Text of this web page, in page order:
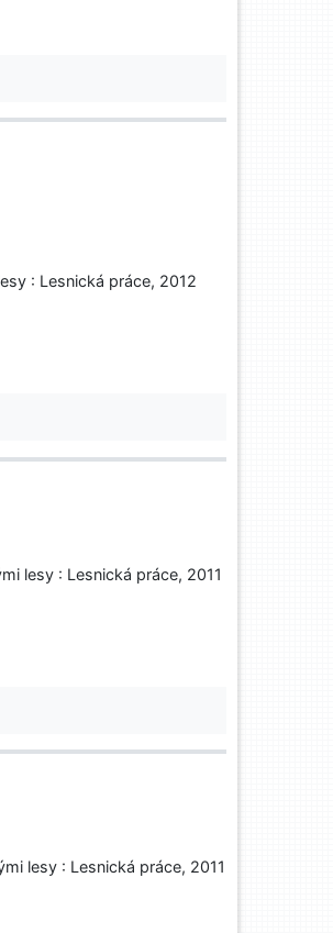
: Lesnická práce, 2012
lesy : Lesnická práce, 2011
lesy : Lesnická práce, 2011